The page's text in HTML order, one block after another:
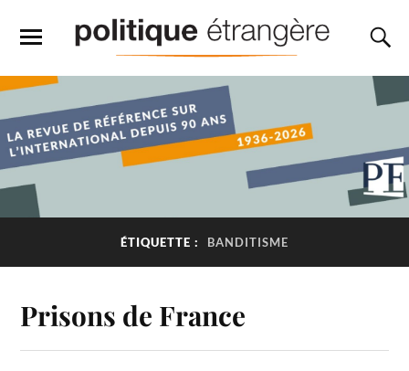
ÉTIQUETTE : BANDITISME
Prisons de France